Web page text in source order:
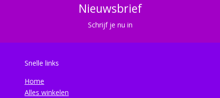
Nieuwsbrief
Schrijf je nu in
Snelle links
Home
Alles winkelen